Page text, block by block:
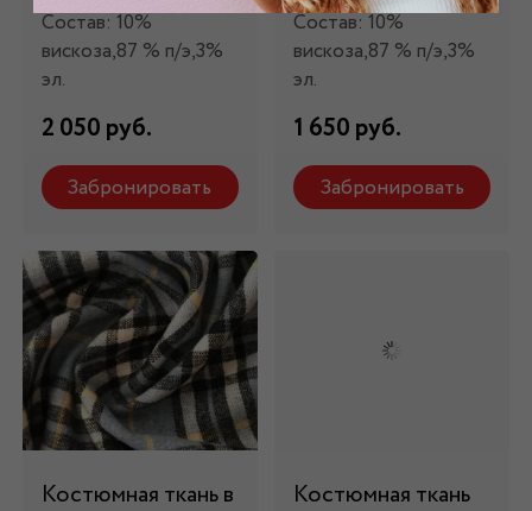
Состав: 10%
вискоза,87 % п/э,3%
эл.
2 050 руб.
Забронировать
Состав: 10%
вискоза,87 % п/э,3%
эл.
1 650 руб.
Забронировать
Костюмная ткань в
Костюмная ткань